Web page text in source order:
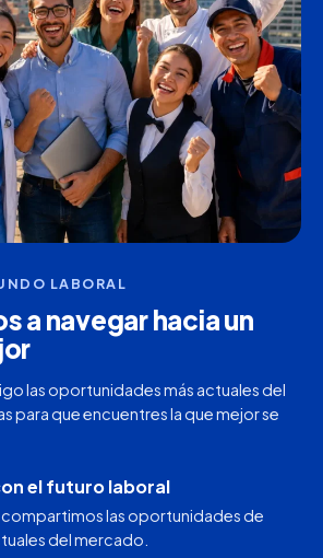
LABORAL
a navegar hacia un
las oportunidades más actuales del
para que encuentres la que mejor se
el futuro laboral
las oportunidades de
del mercado.